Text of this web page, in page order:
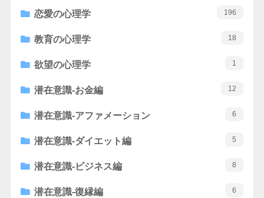
恋愛の心理学 196
教育の心理学 18
欲望の心理学 1
潜在意識-お金編 12
潜在意識-アファメーション 6
潜在意識-ダイエット編 5
潜在意識-ビジネス編 8
潜在意識-復縁編 6